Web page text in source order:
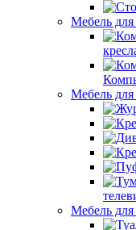
Мебель для
Мебель для
Мебель для